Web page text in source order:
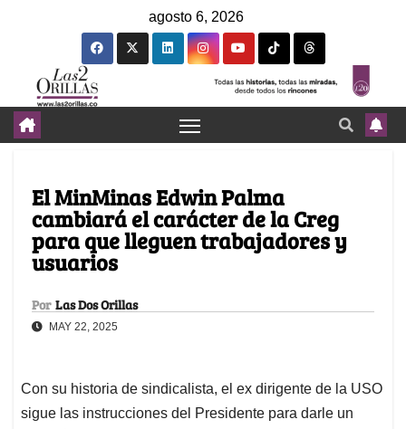
agosto 6, 2026
El MinMinas Edwin Palma
cambiará el carácter de la Creg
para que lleguen trabajadores y
usuarios
Por Las Dos Orillas
MAY 22, 2025
Con su historia de sindicalista, el ex dirigente de la USO
sigue las instrucciones del Presidente para darle un